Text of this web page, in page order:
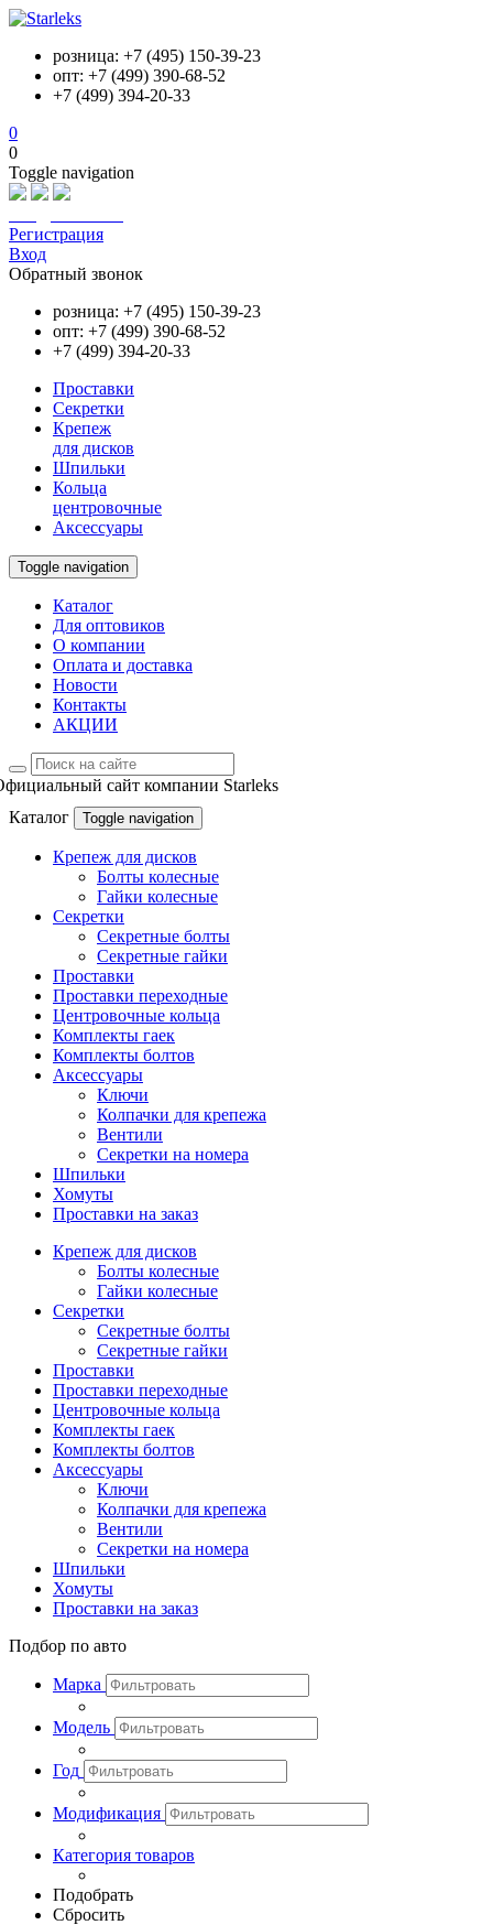
розница: +7 (495) 150-39-23
опт: +7 (499) 390-68-52
+7 (499) 394-20-33
0
0
Toggle navigation
Регистрация
Вход
Обратный звонок
розница: +7 (495) 150-39-23
опт: +7 (499) 390-68-52
+7 (499) 394-20-33
Проставки
Секретки
Крепеж
для дисков
Шпильки
Кольца
центровочные
Аксессуары
Toggle navigation
Каталог
Для оптовиков
О компании
Оплата и доставка
Новости
Контакты
АКЦИИ
сайт компании Starleks
Каталог
Toggle navigation
Крепеж для дисков
Болты колесные
Гайки колесные
Секретки
Секретные болты
Секретные гайки
Проставки
Проставки переходные
Центровочные кольца
Комплекты гаек
Комплекты болтов
Аксессуары
Ключи
Колпачки для крепежа
Вентили
Секретки на номера
Шпильки
Хомуты
Проставки на заказ
Крепеж для дисков
Болты колесные
Гайки колесные
Секретки
Секретные болты
Секретные гайки
Проставки
Проставки переходные
Центровочные кольца
Комплекты гаек
Комплекты болтов
Аксессуары
Ключи
Колпачки для крепежа
Вентили
Секретки на номера
Шпильки
Хомуты
Проставки на заказ
Подбор по авто
Марка
Модель
Год
Модификация
Категория товаров
Подобрать
Сбросить